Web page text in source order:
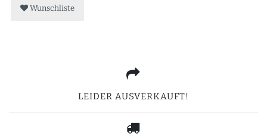
Wunschliste
LEIDER AUSVERKAUFT!